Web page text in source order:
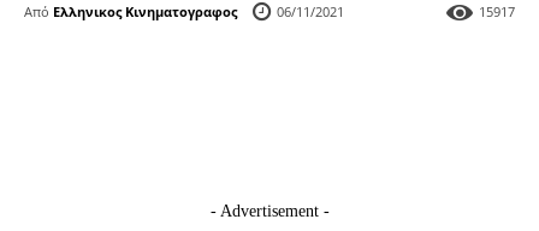
Από Ελληνικος Κινηματογραφος 06/11/2021 15917
- Advertisement -